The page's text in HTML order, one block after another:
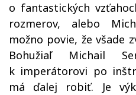
o fantastických
rozmerov, alebo
možno povie, že všade
Bohužiaľ Michail
k imperátorovi po
má ďalej robiť. Je